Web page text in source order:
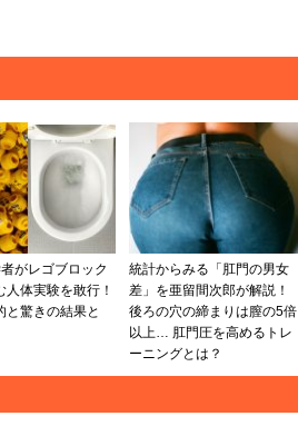
がレゴブロック
人体実験を敢行！
と驚きの結果と
統計からみる「肛門の男女
差」を亜留間次郎が解説！
後ろの穴の締まりは膣の5倍
以上… 肛門圧を高めるトレ
ーニングとは？